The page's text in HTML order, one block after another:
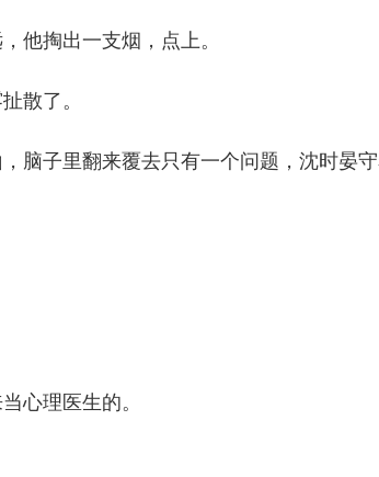
掏出一支烟，点上。
散了。
子里翻来覆去只有一个问题，沈时晏守
理医生的。